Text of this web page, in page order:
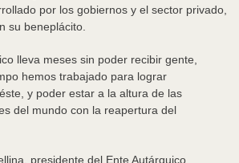
por los gobiernos y el sector privado,
su beneplácito.
lleva meses sin poder recibir gente,
hemos trabajado para lograr
y poder estar a la altura de las
del mundo con la reapertura del
presidente del Ente Autárquico